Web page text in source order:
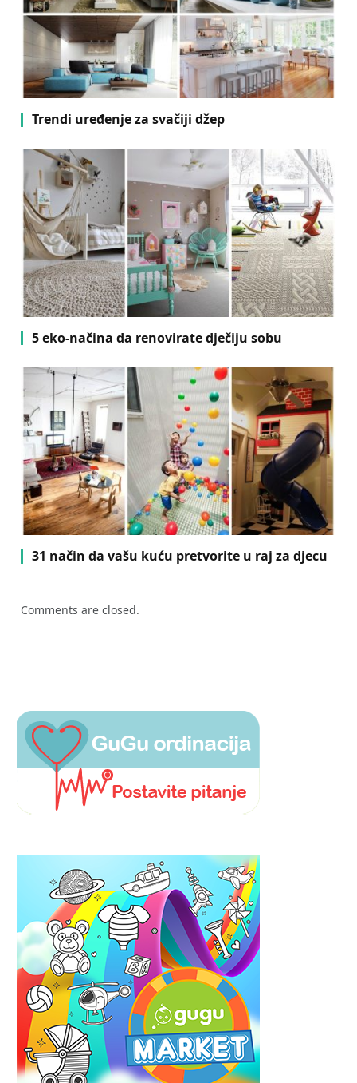
Trendi uređenje za svačiji džep
5 eko-načina da renovirate dječiju sobu
31 način da vašu kuću pretvorite u raj za djecu
Comments are closed.